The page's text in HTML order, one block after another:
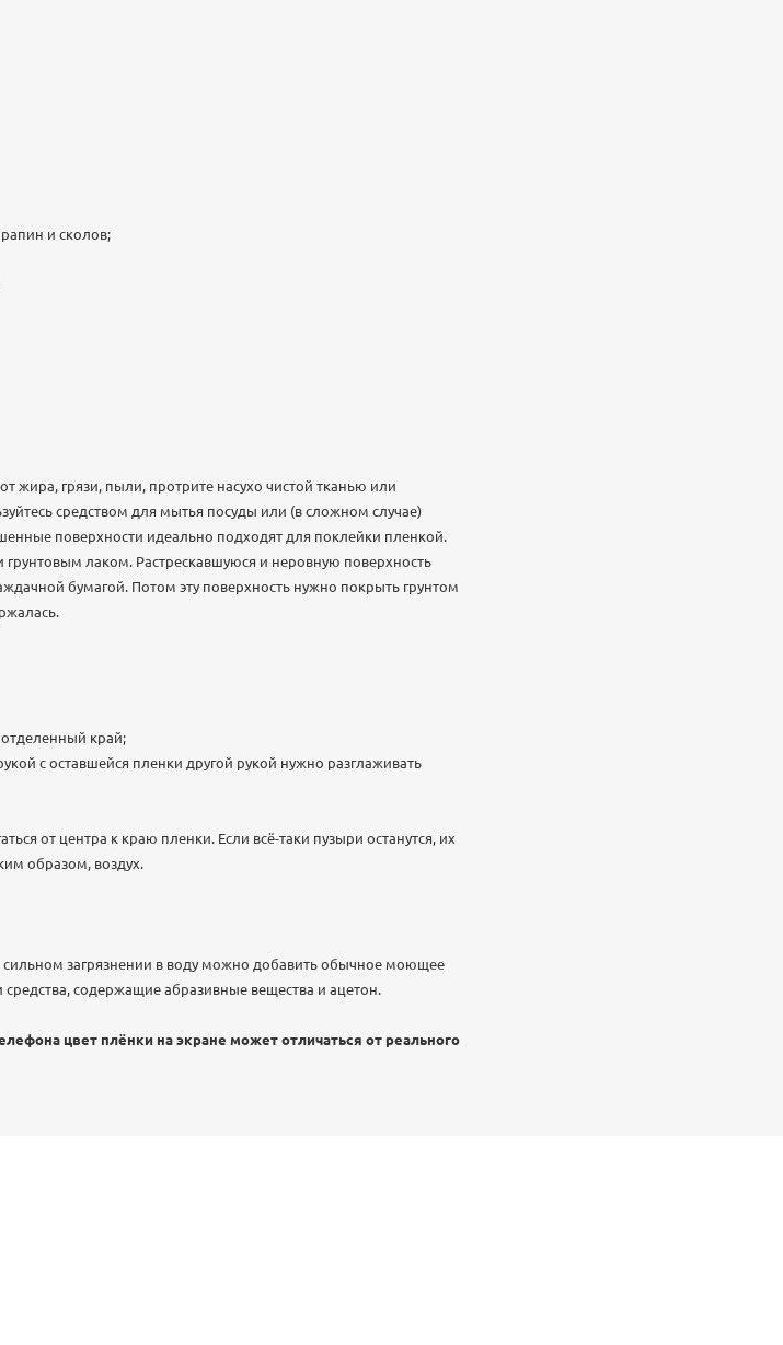
и сколов;
жира, грязи, пыли, протрите насухо чистой тканью или
средством для мытья посуды или (в сложном случае)
поверхности идеально подходят для поклейки пленкой.
лаком. Растрескавшуюся и неровную поверхность
бумагой. Потом эту поверхность нужно покрыть грунтом
край;
с оставшейся пленки другой рукой нужно разглаживать
от центра к краю пленки. Если всё-таки пузыри останутся, их
образом, воздух.
загрязнении в воду можно добавить обычное моющее
содержащие абразивные вещества и ацетон.
цвет плёнки на экране может отличаться от реального